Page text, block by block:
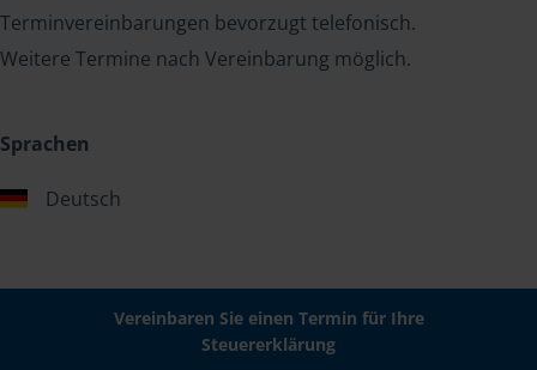
Terminvereinbarungen bevorzugt telefonisch.
Weitere Termine nach Vereinbarung möglich.
Sprachen
Deutsch
Vereinbaren Sie einen Termin für Ihre
Steuererklärung